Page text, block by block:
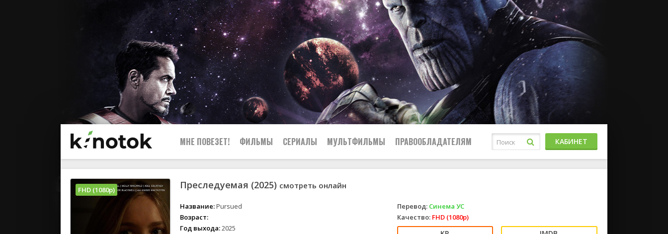
МНЕ ПОВЕЗЕТ! ФИЛЬМЫ СЕРИАЛЫ МУЛЬТФИЛЬМЫ ПРАВООБЛАДАТЕЛЯМ КАБИНЕТ
Преследуемая (2025) смотреть онлайн
Название:Pursued
Возраст:
Год выхода:2025
Перевод: Синема УС
Качество: FHD (1080p)
FHD (1080p)